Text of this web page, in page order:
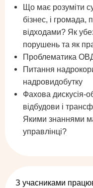
Що має розуміти
бізнес, і
відходами? Як
порушень та як
Проблематика
Питання
надровидобутку
Фахова дискусія-
відбудови і
Якими знаннями
управлінці?
З учасниками